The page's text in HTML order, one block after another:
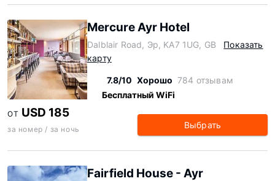
Mercure Ayr Hotel
Dalblair Road, Эр, KA7 1UG, GB
Показать
карту
7.8/10 Хорошо 784 отзывам
Бесплатный WiFi
ОТ USD 185
за номер / за ночь Выбрать
Fairfield House - Ayr